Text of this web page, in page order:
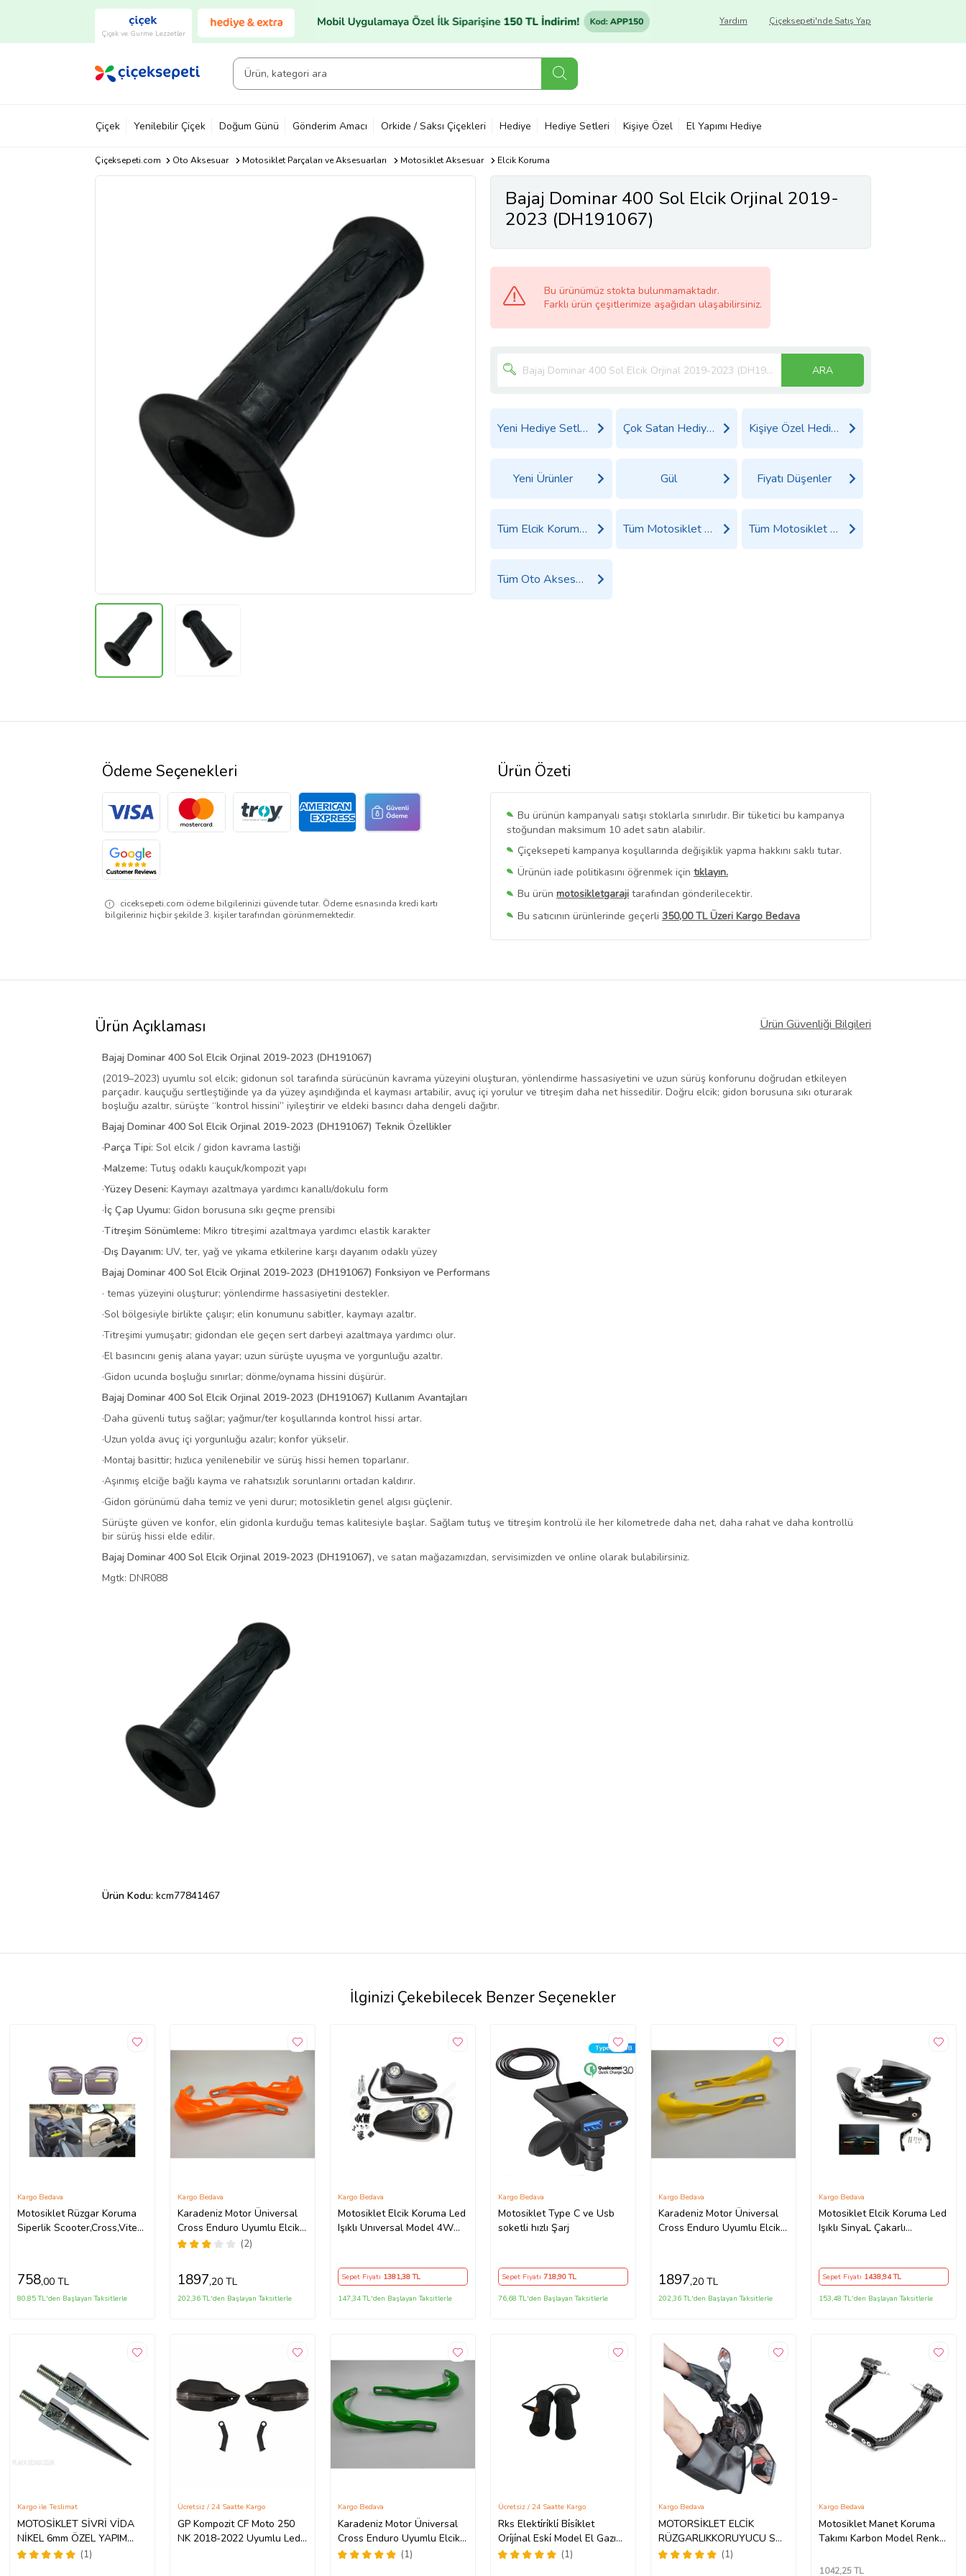
Çiçek ve Gurme Lezzetler
Çiçeksepeti'nde Satış Yap
Yardım
Çiçek Yenilebilir Çiçek Doğum Günü Gönderim Amacı Orkide / Saksı Çiçekleri Hediye Hediye Setleri Kişiye Özel El Yapımı Hediye
Çiçeksepeti.com Oto Aksesuar Motosiklet Parçaları ve Aksesuarları Motosiklet Aksesuar Elcik Koruma
Bajaj Dominar 400 Sol Elcik Orjinal 2019-
2023 (DH191067)
Bu ürünümüz stokta bulunmamaktadır.
Farklı ürün çeşitlerimize aşağıdan ulaşabilirsiniz.
ARA
Yeni Hediye Setleri Çok Satan Hediyeler Kişiye Özel Hediyeler
Yeni Ürünler Gül Fiyatı Düşenler
Tüm Elcik Koruma Ürünleri Tüm Motosiklet Aksesuar Ürünleri Tüm Motosiklet Parçaları ve Aksesuarları Ürünleri
Tüm Oto Aksesuar Ürünleri
Ürün Özeti
Bu ürünün kampanyalı satışı stoklarla sınırlıdır. Bir tüketici bu kampanya
stoğundan maksimum 10 adet satın alabilir.
Çiçeksepeti kampanya koşullarında değişiklik yapma hakkını saklı tutar.
Ürünün iade politikasını öğrenmek için tıklayın.
Bu ürün motosikletgaraji tarafından gönderilecektir.
Bu satıcının ürünlerinde geçerli 350,00 TL Üzeri Kargo Bedava
Bu SatıcınınTüm Ürünlerini Görüntüle
Ödeme Seçenekleri
ciceksepeti.com ödeme bilgilerinizi güvende tutar. Ödeme esnasında kredi kartı
bilgileriniz hiçbir şekilde 3. kişiler tarafından görünmemektedir.
Ürün Açıklaması Ürün Güvenliği Bilgileri
Bajaj Dominar 400 Sol Elcik Orjinal 2019-2023 (DH191067)
(2019–2023) uyumlu sol elcik; gidonun sol tarafında sürücünün kavrama yüzeyini oluşturan, yönlendirme hassasiyetini ve uzun sürüş konforunu doğrudan etkileyen
parçadır. kauçuğu sertleştiğinde ya da yüzey aşındığında el kayması artabilir, avuç içi yorulur ve titreşim daha net hissedilir. Doğru elcik; gidon borusuna sıkı oturarak
boşluğu azaltır, sürüşte “kontrol hissini” iyileştirir ve eldeki basıncı daha dengeli dağıtır.
Bajaj Dominar 400 Sol Elcik Orjinal 2019-2023 (DH191067) Teknik Özellikler
·Parça Tipi: Sol elcik / gidon kavrama lastiği
·Malzeme: Tutuş odaklı kauçuk/kompozit yapı
·Yüzey Deseni: Kaymayı azaltmaya yardımcı kanallı/dokulu form
·İç Çap Uyumu: Gidon borusuna sıkı geçme prensibi
·Titreşim Sönümleme: Mikro titreşimi azaltmaya yardımcı elastik karakter
·Dış Dayanım: UV, ter, yağ ve yıkama etkilerine karşı dayanım odaklı yüzey
Bajaj Dominar 400 Sol Elcik Orjinal 2019-2023 (DH191067) Fonksiyon ve Performans
· temas yüzeyini oluşturur; yönlendirme hassasiyetini destekler.
·Sol bölgesiyle birlikte çalışır; elin konumunu sabitler, kaymayı azaltır.
·Titreşimi yumuşatır; gidondan ele geçen sert darbeyi azaltmaya yardımcı olur.
·El basıncını geniş alana yayar; uzun sürüşte uyuşma ve yorgunluğu azaltır.
·Gidon ucunda boşluğu sınırlar; dönme/oynama hissini düşürür.
Bajaj Dominar 400 Sol Elcik Orjinal 2019-2023 (DH191067) Kullanım Avantajları
·Daha güvenli tutuş sağlar; yağmur/ter koşullarında kontrol hissi artar.
·Uzun yolda avuç içi yorgunluğu azalır; konfor yükselir.
·Montaj basittir; hızlıca yenilenebilir ve sürüş hissi hemen toparlanır.
·Aşınmış elciğe bağlı kayma ve rahatsızlık sorunlarını ortadan kaldırır.
·Gidon görünümü daha temiz ve yeni durur; motosikletin genel algısı güçlenir.
Sürüşte güven ve konfor, elin gidonla kurduğu temas kalitesiyle başlar. Sağlam tutuş ve titreşim kontrolü ile her kilometrede daha net, daha rahat ve daha kontrollü
bir sürüş hissi elde edilir.
Bajaj Dominar 400 Sol Elcik Orjinal 2019-2023 (DH191067), ve satan mağazamızdan, servisimizden ve online olarak bulabilirsiniz.
Mgtk: DNR088
Ürün Kodu: kcm77841467
İlginizi Çekebilecek Benzer Seçenekler
Motosiklet Rüzgar Koruma
Siperlik Scooter,Cross,Vitesli
Kargo Bedava
758,00 TL
80,85 TL'den Başlayan Taksitlerle
Karadeniz Motor Üniversal
Cross Enduro Uyumlu Elcik
Koruma Turuncu Renk
(2)
Kargo Bedava
1897,20 TL
202,36 TL'den Başlayan Taksitlerle
Motosiklet Elcik Koruma Led
Işıklı Unıversal Model 4W
Kargo Bedava
Sepet Fiyatı 1381,38 TL
147,34 TL'den Başlayan Taksitlerle
Motosiklet Type C ve Usb
soketli hızlı Şarj
Kargo Bedava
Sepet Fiyatı 718,90 TL
76,68 TL'den Başlayan Taksitlerle
Karadeniz Motor Üniversal
Cross Enduro Uyumlu Elcik
Kargo Bedava
1897,20 TL
202,36 TL'den Başlayan Taksitlerle
Motosiklet Elcik Koruma Led
Işıklı SinyaL Çakarlı
Kargo Bedava
Sepet Fiyatı 1438,94 TL
153,48 TL'den Başlayan Taksitlerle
MOTOSİKLET SİVRİ VİDA
NİKEL 6mm ÖZEL YAPIM
SET 6 ADET (1)
Kargo ile Teslimat
GP Kompozit CF Moto 250
NK 2018-2022 Uyumlu Led
Ücretsiz / 24 Saatte Kargo
Karadeniz Motor Üniversal
Cross Enduro Uyumlu Elcik
Koruma Yeşil Renk
(1)
Kargo Bedava
Rks Elekti̇ri̇kli̇ Bi̇si̇klet
Ori̇ji̇nal Eski̇ Model El Gazı
(Mx25 Xt1 Xr6 W6 Mb6S
(1)
Ücretsiz / 24 Saatte Kargo
MOTORSİKLET ELCİK
RÜZGARLIKKORUYUCU SU
GEÇİRMEZ RÜZGAR
(1)
Kargo Bedava
Motosiklet Manet Koruma
Takımı Karbon Model Renk
Kargo Bedava
1042,25 TL